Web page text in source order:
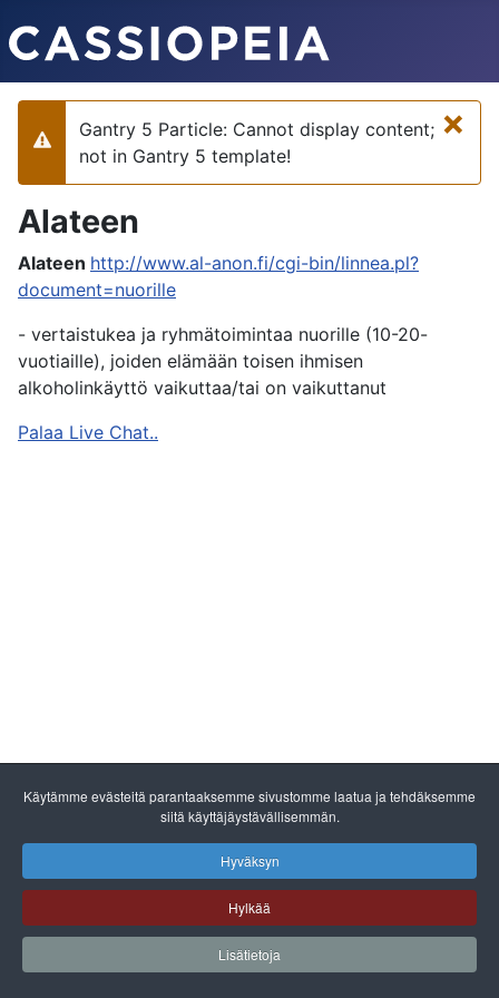
×
Varoitus
Gantry 5 Particle: Cannot display content;
not in Gantry 5 template!
Alateen
Alateen http://www.al-anon.fi/cgi-bin/linnea.pl?
document=nuorille
- vertaistukea ja ryhmätoimintaa nuorille (10-20-
vuotiaille), joiden elämään toisen ihmisen
alkoholinkäyttö vaikuttaa/tai on vaikuttanut
Palaa Live Chat..
Käytämme evästeitä parantaaksemme sivustomme laatua ja tehdäksemme
siitä käyttäjäystävällisemmän.
Hyväksyn
Hylkää
Lisätietoja